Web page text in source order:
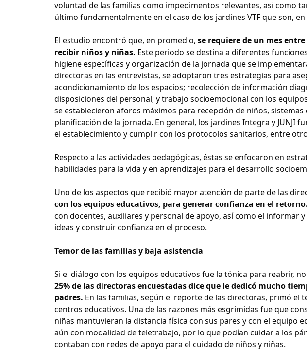
voluntad de las familias como impedimentos relevantes, así como
último fundamentalmente en el caso de los jardines VTF que son,
El estudio encontró que, en promedio, se requiere de un mes
recibir niños y niñas. Este periodo se destina a diferentes
higiene específicas y organización de la jornada que se
directoras en las entrevistas, se adoptaron tres estrategias para
acondicionamiento de los espacios; recolección de información
disposiciones del personal; y trabajo socioemocional con los
se establecieron aforos máximos para recepción de niños,
planificación de la jornada. En general, los jardines Integra y JUNJI
el establecimiento y cumplir con los protocolos sanitarios, entre
Respecto a las actividades pedagógicas, éstas se enfocaron en
habilidades para la vida y en aprendizajes para el desarrollo
Uno de los aspectos que recibió mayor atención de parte de las
con los equipos educativos, para generar confianza en el retorno.
con docentes, auxiliares y personal de apoyo, así como el informar
ideas y construir confianza en el proceso.
Temor de las familias y baja asistencia
Si el diálogo con los equipos educativos fue la tónica para reabrir,
25% de las directoras encuestadas dice que le dedicó mucho
padres. En las familias, según el reporte de las directoras, primó el
centros educativos. Una de las razones más esgrimidas fue que
niñas mantuvieran la distancia física con sus pares y con el equipo
aún con modalidad de teletrabajo, por lo que podían cuidar a los
contaban con redes de apoyo para el cuidado de niños y niñas.